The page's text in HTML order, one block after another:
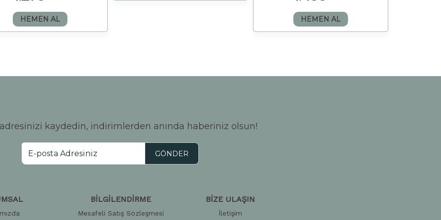
HEMEN AL HEMEN AL
kaydedin, indirimlerden anında haberiniz olsun!
GÖNDER
BİLGİLENDİRME
Mesafeli Satış Sözleşmesi
BİZE ULAŞIN
İletişim